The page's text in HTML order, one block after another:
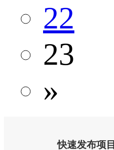
22
23
»
快速发布项目